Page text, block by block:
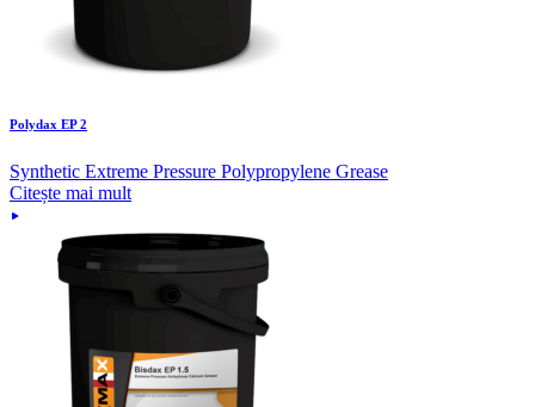
Polydax EP 2
Synthetic Extreme Pressure Polypropylene Grease
Citește mai mult